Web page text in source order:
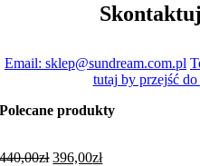
Email: sklep@sundream.com.pl
tutaj by przejść
Polecane produkty
440,00zł 396,00zł